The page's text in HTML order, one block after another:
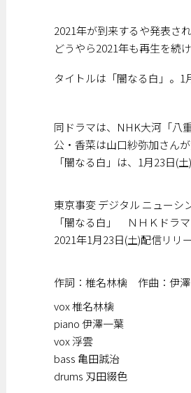
2021年が到来するや発表さ
どうやら2021年も再生を続
タイトルは「闇なる白」。1
同ドラマは、NHK大河「八
公・香菜は山口紗弥加さんが
「闇なる白」は、1月23日(
東京事変 デジタル ニューシ
「闇なる白」 ＮＨＫドラ
2021年1月23日(土)配信リリ
作詞：椎名林檎 作曲：伊
vox 椎名林檎
piano 伊澤一葉
vox 浮雲
bass 亀田誠治
drums 刄田綴色